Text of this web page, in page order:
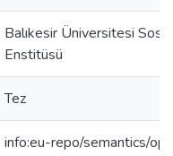
Balıkesir Üniversitesi
Enstitüsü
Tez
info:eu-repo/semantics/